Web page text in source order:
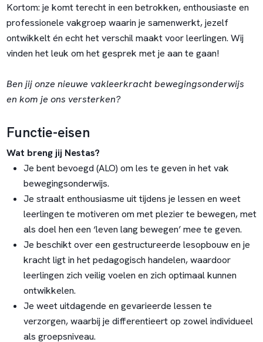
Kortom: je komt terecht in een betrokken, enthousiaste en
professionele vakgroep waarin je samenwerkt, jezelf
ontwikkelt én echt het verschil maakt voor leerlingen. Wij
vinden het leuk om het gesprek met je aan te gaan!
Ben jij onze nieuwe vakleerkracht bewegingsonderwijs
en kom je ons versterken?
Functie-eisen
Wat breng jij Nestas?
Je bent bevoegd (ALO) om les te geven in het vak
bewegingsonderwijs.
Je straalt enthousiasme uit tijdens je lessen en weet
leerlingen te motiveren om met plezier te bewegen, met
als doel hen een ‘leven lang bewegen’ mee te geven.
Je beschikt over een gestructureerde lesopbouw en je
kracht ligt in het pedagogisch handelen, waardoor
leerlingen zich veilig voelen en zich optimaal kunnen
ontwikkelen.
Je weet uitdagende en gevarieerde lessen te
verzorgen, waarbij je differentieert op zowel individueel
als groepsniveau.